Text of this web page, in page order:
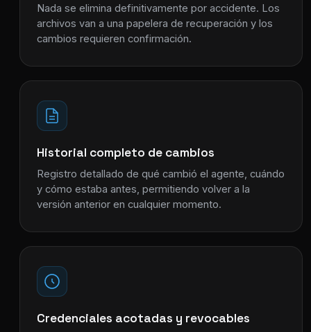
Nada se elimina definitivamente por accidente. Los
archivos van a una papelera de recuperación y los
cambios requieren confirmación.
Historial completo de cambios
Registro detallado de qué cambió el agente, cuándo
y cómo estaba antes, permitiendo volver a la
versión anterior en cualquier momento.
Credenciales acotadas y revocables